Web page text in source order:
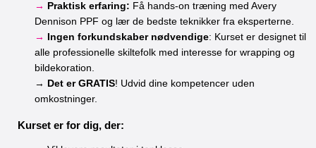
→ Praktisk erfaring: Få hands-on træning med Avery
Dennison PPF og lær de bedste teknikker fra eksperterne.
→ Ingen forkundskaber nødvendige: Kurset er designet til
alle professionelle skiltefolk med interesse for wrapping og
bildekoration.
→ Det er GRATIS! Udvid dine kompetencer uden
omkostninger.
Kurset er for dig, der: